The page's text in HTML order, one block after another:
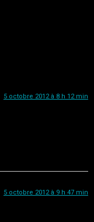
5 octobre 2012 à 8 h 12 min
5 octobre 2012 à 9 h 47 min